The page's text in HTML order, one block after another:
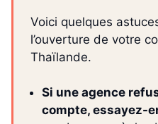
Voici quelques
l’ouverture de votre
Thaïlande.
Si une agence
compte, essayez-